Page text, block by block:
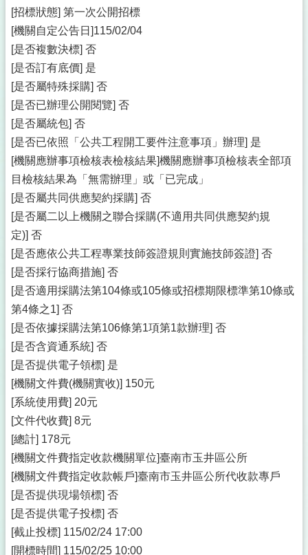
[招標狀態] 第一次公開招標
[機關自定公告日]115/02/04
[是否複數決標] 否
[是否訂有底價] 是
[是否屬特殊採購] 否
[是否已辦理公開閱覽] 否
[是否屬統包] 否
[是否已依照「公共工程開工要件注意事項」辦理] 是
[機關應辦事項檢核表檢核結果]機關應辦事項檢核表全部項
目檢核結果為「無需辦理」或「已完成」
[是否屬共同供應契約採購] 否
[是否屬二以上機關之聯合採購(不適用共同供應契約規
定)] 否
[是否應依公共工程專業技師簽證規則實施技師簽證] 否
[是否採行協商措施] 否
[是否適用採購法第104條或105條或招標期限標準第10條或
第4條之1] 否
[是否依據採購法第106條第1項第1款辦理] 否
[是否含資通系統] 否
[是否提供電子領標] 是
[機關文件費(機關實收)] 150元
[系統使用費] 20元
[文件代收費] 8元
[總計] 178元
[機關文件費指定收款機關單位]臺南市玉井區公所
[機關文件費指定收款帳戶]臺南市玉井區公所代收款專戶
[是否提供現場領標] 否
[是否提供電子投標] 否
[截止投標] 115/02/24 17:00
[開標時間] 115/02/25 10:00